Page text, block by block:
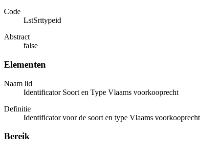
Code
LstSrttypeid
Abstract
false
Elementen
Naam lid
Identificator Soort en Type Vlaams voorkooprecht
Definitie
Identificator voor de soort en type Vlaams voorkooprecht
Bereik